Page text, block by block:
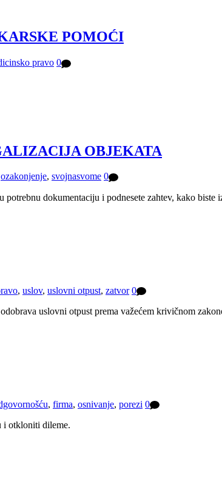
POMOĆI
pravo 0
OBJEKATA
ozakonjenje, svojnasvome 0
dokumentaciju i podnesete zahtev, kako
, uslov, uslovni otpust, zatvor 0
uslovni otpust prema važećem krivičnom
, firma, osnivanje, porezi 0
i otkloniti dileme.